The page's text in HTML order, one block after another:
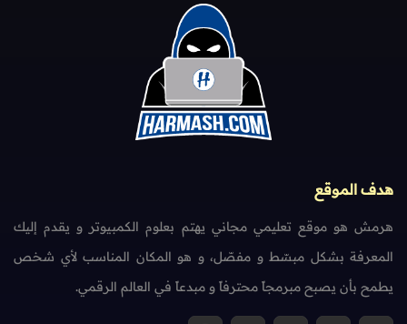
هدف الموقع
هرمش هو موقع تعليمي مجاني يهتم بعلوم الكمبيوتر و يقدم إليك
المعرفة بشكل مبسّط و مفصّل، و هو المكان المناسب لأي شخص
يطمح بأن يصبح مبرمجاً محترفاً و مبدعاً في العالم الرقمي.